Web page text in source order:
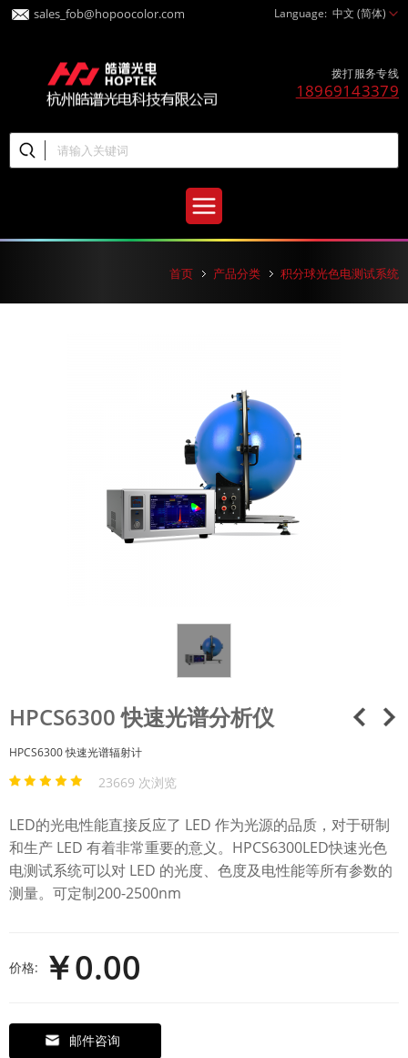
sales_fob@hopoocolor.com Language: 中文 (简体)
拨打服务专线
18969143379
首页 产品分类 积分球光色电测试系统
HPCS6300 快速光谱分析仪
HPCS6300 快速光谱辐射计
23669 次浏览
LED的光电性能直接反应了 LED 作为光源的品质，对于研制
和生产 LED 有着非常重要的意义。HPCS6300LED快速光色
电测试系统可以对 LED 的光度、色度及电性能等所有参数的
测量。可定制200-2500nm
价格: ￥0.00
邮件咨询